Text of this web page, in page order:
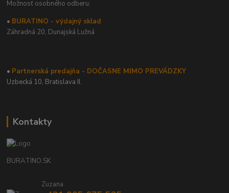
Možnosť osobného odberu:
• BURATINO - výdajný sklad
Záhradná 20, Dunajská Lužná
• Partnerská predajňa - DOČASNE MIMO PREVÁDZKY
Uzbecká 10, Bratislava II.
Kontakty
BURATINO.SK
Zuzana